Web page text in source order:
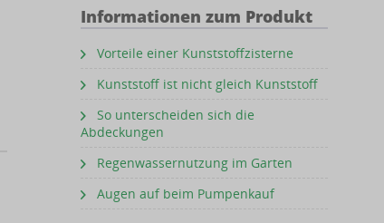
Informationen zum Produkt
Vorteile einer Kunststoffzisterne
Kunststoff ist nicht gleich Kunststoff
So unterscheiden sich die
Abdeckungen
Regenwassernutzung im Garten
Augen auf beim Pumpenkauf